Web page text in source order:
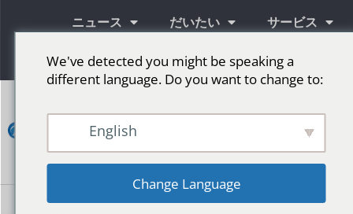
ニュース だいたい サービス
情報
ン
ト
We've detected you might be speaking a
different language. Do you want to change to:
English
Change Language